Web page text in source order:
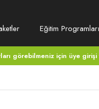
Eğitim Programları
görebilmeniz için üye